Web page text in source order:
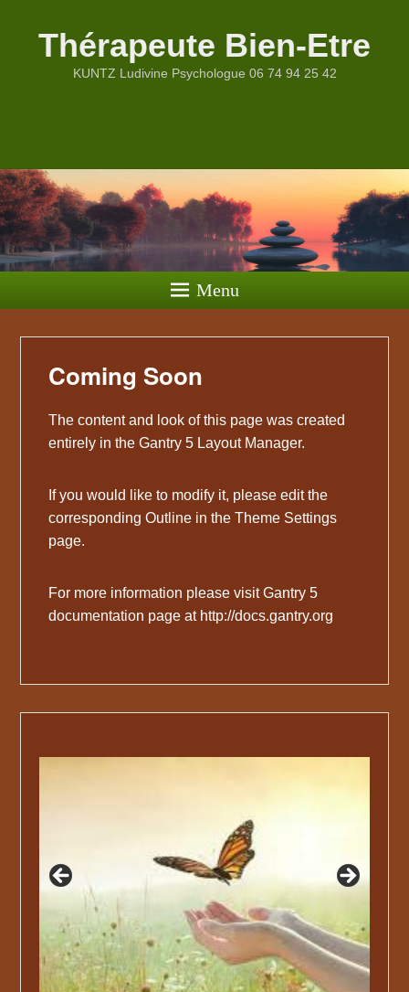
Thérapeute Bien-Etre
KUNTZ Ludivine Psychologue 06 74 94 25 42
Menu
Coming Soon
The content and look of this page was created
entirely in the Gantry 5 Layout Manager.
If you would like to modify it, please edit the
corresponding Outline in the Theme Settings
page.
For more information please visit Gantry 5
documentation page at http://docs.gantry.org